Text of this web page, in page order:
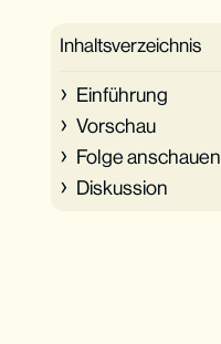
Inhaltsverzeichnis
Einführung
Vorschau
Folge anschauen
Diskussion